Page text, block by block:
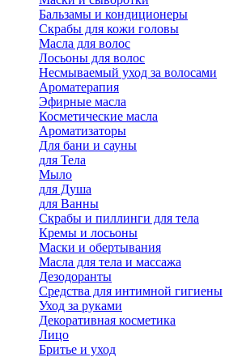
Бальзамы и кондиционеры
Скрабы для кожи головы
Масла для волос
Лосьоны для волос
Несмываемый уход за волосами
Ароматерапия
Эфирные масла
Косметические масла
Ароматизаторы
Для бани и сауны
для Тела
Мыло
для Душа
для Ванны
Скрабы и пиллинги для тела
Кремы и лосьоны
Маски и обертывания
Масла для тела и массажа
Дезодоранты
Средства для интимной гигиены
Уход за руками
Декоративная косметика
Лицо
Бритье и уход